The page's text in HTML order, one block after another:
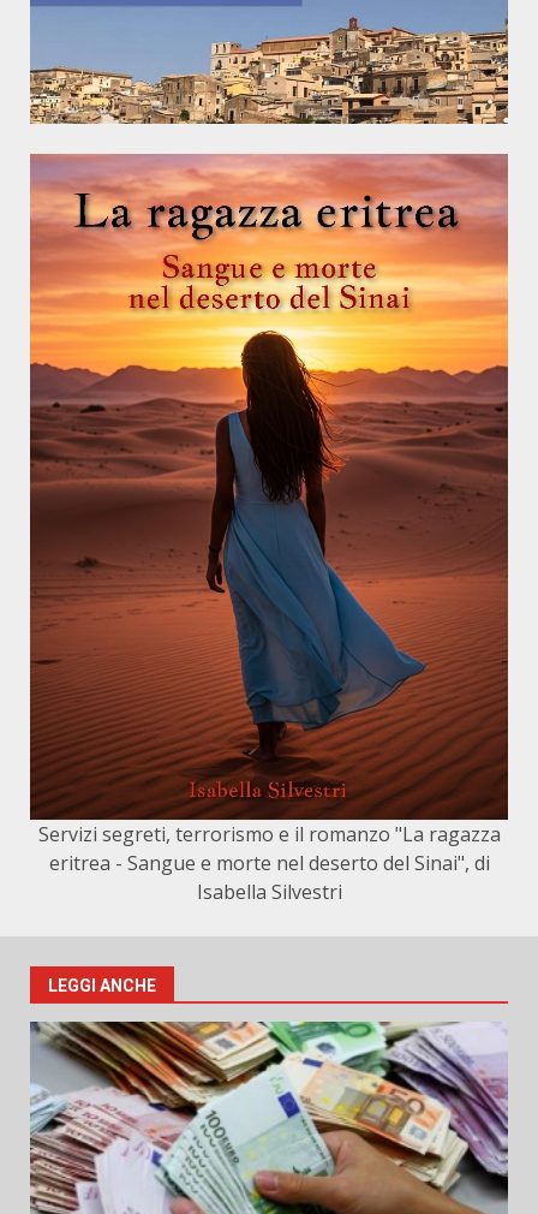
Servizi segreti, terrorismo e il romanzo "La ragazza
eritrea - Sangue e morte nel deserto del Sinai", di
Isabella Silvestri
LEGGI ANCHE